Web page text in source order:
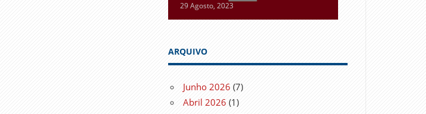
29 Agosto, 2023
ARQUIVO
Junho 2026 (7)
Abril 2026 (1)